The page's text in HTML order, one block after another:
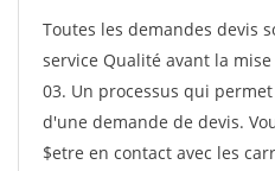
Toutes les demandes devis
service Qualité avant la
03. Un processus qui
d'une demande de devis.
$etre en contact avec les